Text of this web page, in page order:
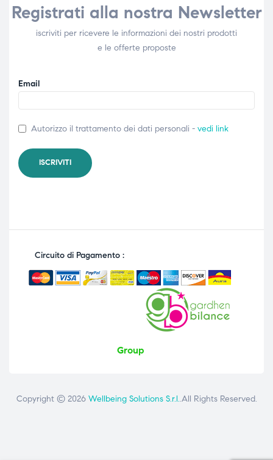
Registrati alla nostra Newsletter
iscriviti per ricevere le informazioni dei nostri prodotti
e le offerte proposte
Email
Autorizzo il trattamento dei dati personali - vedi link
Circuito di Pagamento :
Group
Copyright © 2026 Wellbeing Solutions S.r.l..All Rights Reserved.